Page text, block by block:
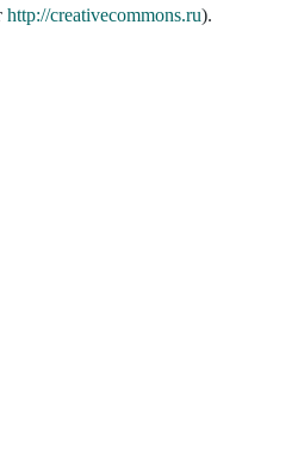
http://creativecommons.ru).